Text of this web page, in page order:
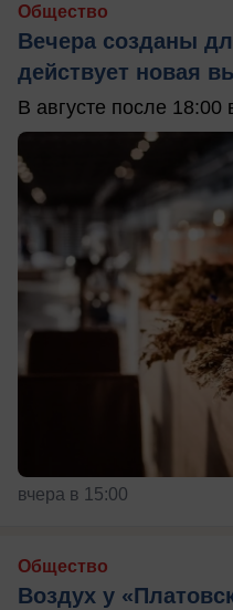
Общество
Вечера созданы
действует новая
В августе после 18:00
вчера в 15:00
Общество
Воздух у